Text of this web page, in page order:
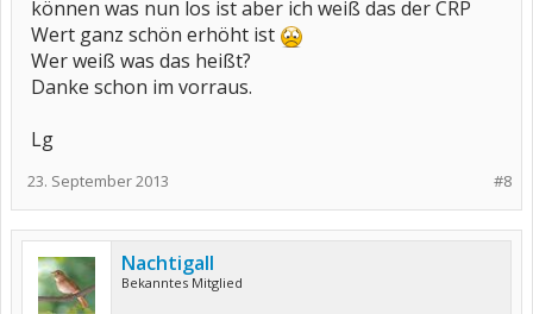
können was nun los ist aber ich weiß das der CRP
Wert ganz schön erhöht ist
Wer weiß was das heißt?
Danke schon im vorraus.
Lg
#8
23. September 2013
Nachtigall
Bekanntes Mitglied